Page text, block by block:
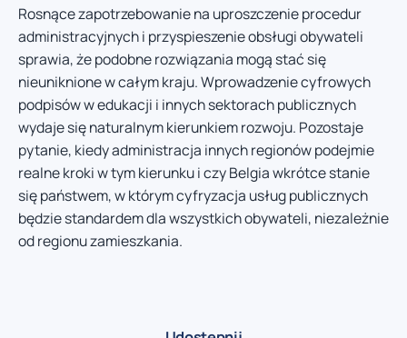
Rosnące zapotrzebowanie na uproszczenie procedur
administracyjnych i przyspieszenie obsługi obywateli
sprawia, że podobne rozwiązania mogą stać się
nieuniknione w całym kraju. Wprowadzenie cyfrowych
podpisów w edukacji i innych sektorach publicznych
wydaje się naturalnym kierunkiem rozwoju. Pozostaje
pytanie, kiedy administracja innych regionów podejmie
realne kroki w tym kierunku i czy Belgia wkrótce stanie
się państwem, w którym cyfryzacja usług publicznych
będzie standardem dla wszystkich obywateli, niezależnie
od regionu zamieszkania.